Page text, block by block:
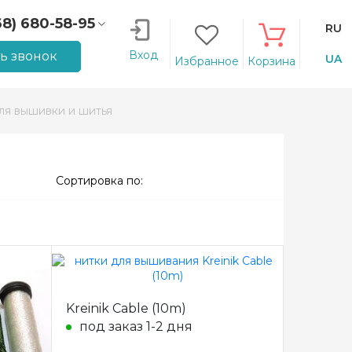
680-58-95
207-14-90
звонок Вход Избранное Корзина
RU
UA
вышивки и шитья
Сортировка по:
Kreinik Cable (10m)
под заказ 1-2 дня